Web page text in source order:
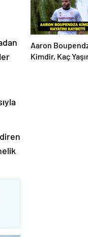
İşte Maç
Aaron
Kimdir, Kaç